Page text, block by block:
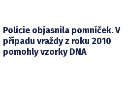
Policie objasnila pomníček. V
případu vraždy z roku 2010
pomohly vzorky DNA